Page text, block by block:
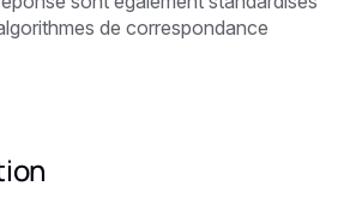
de correspondance